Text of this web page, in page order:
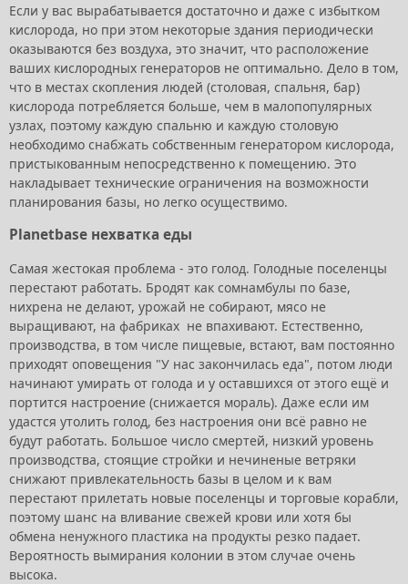
Если у вас вырабатывается достаточно и даже с избытком
кислорода, но при этом некоторые здания периодически
оказываются без воздуха, это значит, что расположение
ваших кислородных генераторов не оптимально. Дело в том,
что в местах скопления людей (столовая, спальня, бар)
кислорода потребляется больше, чем в малопопулярных
узлах, поэтому каждую спальню и каждую столовую
необходимо снабжать собственным генератором кислорода,
пристыкованным непосредственно к помещению. Это
накладывает технические ограничения на возможности
планирования базы, но легко осуществимо.
Planetbase нехватка еды
Самая жестокая проблема - это голод. Голодные поселенцы
перестают работать. Бродят как сомнамбулы по базе,
нихрена не делают, урожай не собирают, мясо не
выращивают, на фабриках не впахивают. Естественно,
производства, в том числе пищевые, встают, вам постоянно
приходят оповещения "У нас закончилась еда", потом люди
начинают умирать от голода и у оставшихся от этого ещё и
портится настроение (снижается мораль). Даже если им
удастся утолить голод, без настроения они всё равно не
будут работать. Большое число смертей, низкий уровень
производства, стоящие стройки и нечиненые ветряки
снижают привлекательность базы в целом и к вам
перестают прилетать новые поселенцы и торговые корабли,
поэтому шанс на вливание свежей крови или хотя бы
обмена ненужного пластика на продукты резко падает.
Вероятность вымирания колонии в этом случае очень
высока.